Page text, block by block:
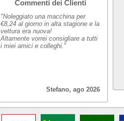
Commenti dei Clienti
"Noleggiato una macchina per
€8,24 al giorno in alta stagione e la
vettura era nuova!
Altamente vorrei consigliare a tutti
i miei amici e colleghi."
Stefano, ago 2026